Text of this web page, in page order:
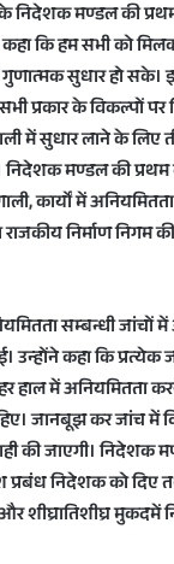
के निदेशक मण्डल की
कि हम सभी को
सुधार हो सके।
प्रकार के विकल्पों
में सुधार लाने के लिए
निदेशक मण्डल की
कार्यों में
निर्माण निगम
सम्बन्धी
उन्होंने कहा कि प्रत्येक
हाल में अनियमितता
जानबूझ कर जांच में
की जाएगी। निदेशक
प्रबंध निदेशक को दिए
शीघ्रातिशीघ्र मुकदमें